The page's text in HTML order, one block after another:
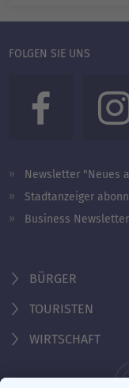
FOLGEN SIE UNS
Newsletter "Neues
Stadtanzeiger
Business
BÜRGER
TOURISTEN
WIRTSCHAFT